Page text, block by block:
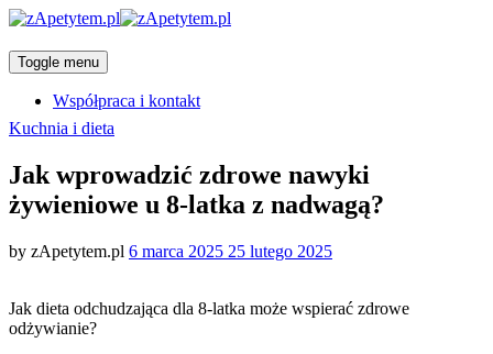
Toggle menu
Współpraca i kontakt
Categories
Kuchnia i dieta
Jak wprowadzić zdrowe nawyki
żywieniowe u 8-latka z nadwagą?
by zApetytem.pl Posted
6 marca 2025 25 lutego 2025
Jak dieta odchudzająca dla 8-latka może wspierać zdrowe
odżywianie?